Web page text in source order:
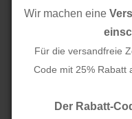
Wir machen eine
Für die versandfreie
Code mit 25% Rabatt
Der Rabatt-